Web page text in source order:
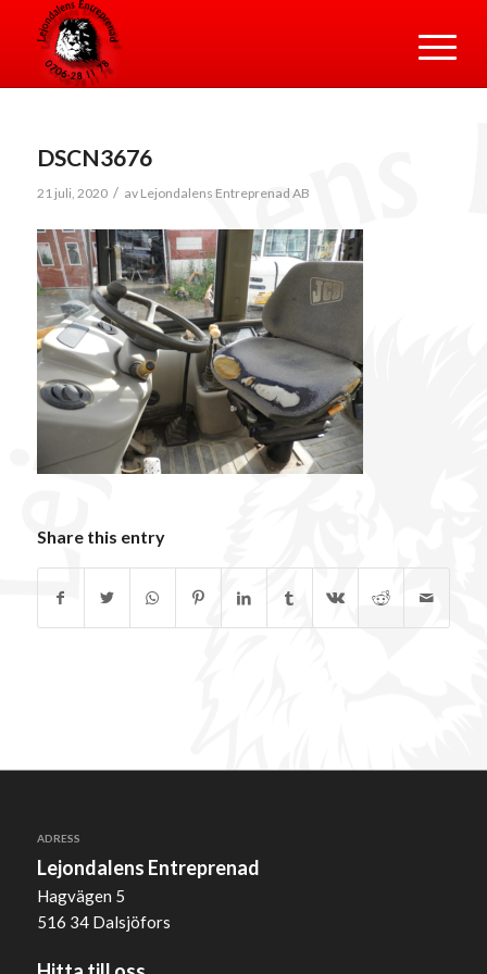
DSCN3676
21 juli, 2020 / av Lejondalens Entreprenad AB
Share this entry
ADRESS
Lejondalens Entreprenad
Hagvägen 5
516 34 Dalsjöfors